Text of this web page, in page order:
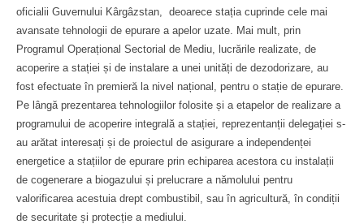
oficialii Guvernului Kârgâzstan, deoarece stația cuprinde cele mai
avansate tehnologii de epurare a apelor uzate. Mai mult, prin
Programul Operațional Sectorial de Mediu, lucrările realizate, de
acoperire a stației și de instalare a unei unități de dezodorizare, au
fost efectuate în premieră la nivel național, pentru o stație de epurare.
Pe lângă prezentarea tehnologiilor folosite și a etapelor de realizare a
programului de acoperire integrală a stației, reprezentanții delegației s-
au arătat interesați și de proiectul de asigurare a independenței
energetice a stațiilor de epurare prin echiparea acestora cu instalații
de cogenerare a biogazului și prelucrare a nămolului pentru
valorificarea acestuia drept combustibil, sau în agricultură, în condiții
de securitate și protecție a mediului.